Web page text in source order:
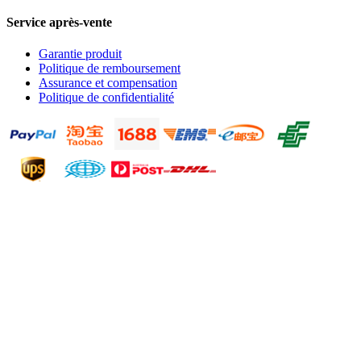
Service après-vente
Garantie produit
Politique de remboursement
Assurance et compensation
Politique de confidentialité